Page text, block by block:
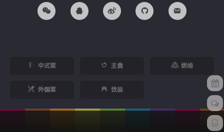
中式菜 主食 烘培
外国菜 饮品